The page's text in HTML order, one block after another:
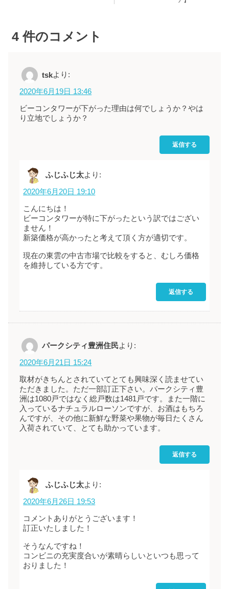
4 件のコメント
tskより:
2020年6月19日 13:46
ビーコンタワーが下がった理由は何でしょうか？やは
り立地でしょうか？
返信する
ふじふじ太より:
2020年6月20日 19:10
こんにちは！
ビーコンタワーが特に下がったという訳ではござい
ません！
新築価格が高かったと考えて頂く方が適切です。
現在の東雲の中古市場で比較をすると、むしろ価格
を維持している方です。
返信する
パークシティ豊洲住民より:
2020年6月21日 15:24
取材がきちんとされていてとても興味深く読ませてい
ただきました。ただ一部訂正下さい。パークシティ豊
洲は1080戸ではなく総戸数は1481戸です。また一階に
入っているナチュラルローソンですが、お酒はもちろ
んですが、その他に新鮮な野菜や果物が毎日たくさん
入荷されていて、とても助かっています。
返信する
ふじふじ太より:
2020年6月26日 19:53
コメントありがとうございます！
訂正いたしました！
そうなんですね！
コンビニの充実度合いが素晴らしいといつも思って
おりました！